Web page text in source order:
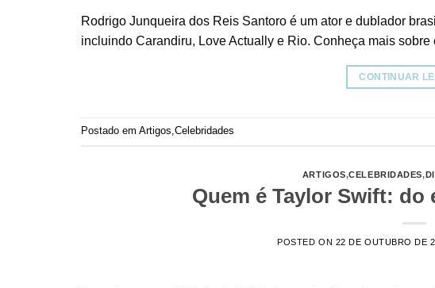
Rodrigo Junqueira dos Reis Santoro é um ator e dublador
incluindo Carandiru, Love Actually e Rio. Conheça mais sobre
CONTINUAR
Postado em Artigos,Celebridades
ARTIGOS,CELEBRIDADES,
Quem é Taylor Swift:
POSTED ON 22 DE OUTUBRO DE